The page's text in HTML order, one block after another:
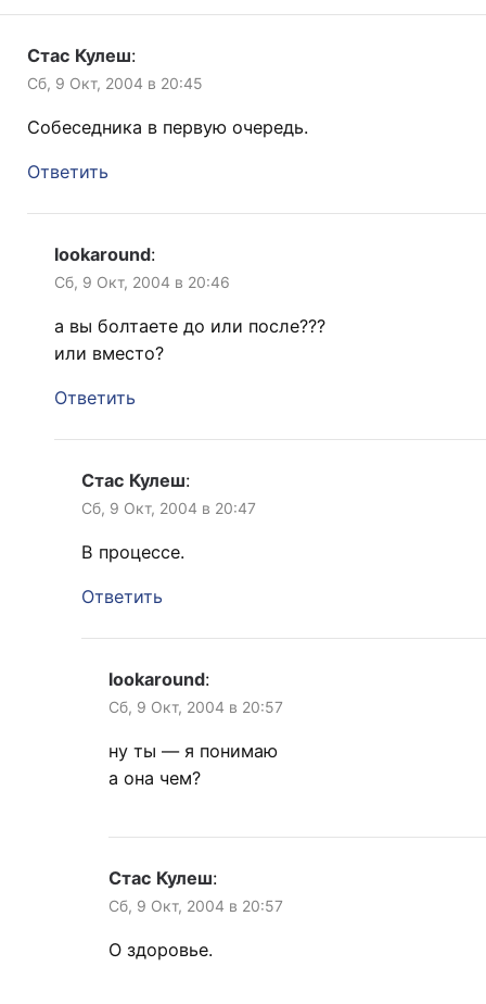
Стас Кулеш:
Сб, 9 Окт, 2004 в 20:45
Собеседника в первую очередь.
Ответить
lookaround:
Сб, 9 Окт, 2004 в 20:46
а вы болтаете до или после???
или вместо?
Ответить
Стас Кулеш:
Сб, 9 Окт, 2004 в 20:47
В процессе.
Ответить
lookaround:
Сб, 9 Окт, 2004 в 20:57
ну ты — я понимаю
а она чем?
Стас Кулеш:
Сб, 9 Окт, 2004 в 20:57
О здоровье.